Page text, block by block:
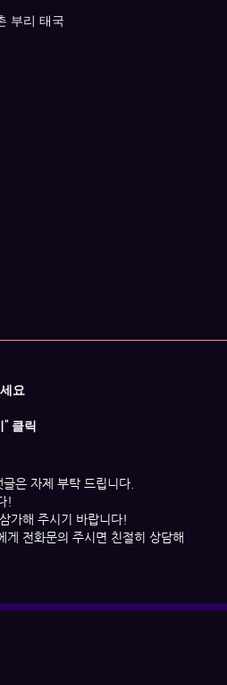
부리 태국
요
" 클릭
은 자제 부탁 드립니다.
!
가해 주시기 바랍니다!
게 전화문의 주시면 친절히 상담해